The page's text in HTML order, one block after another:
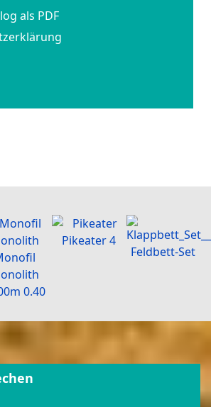
als PDF
0.40
Pikeater 4
Feldbett-Set